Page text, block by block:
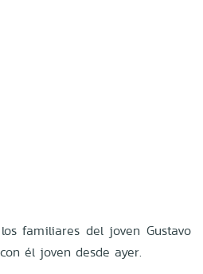
familiares del joven Gustavo
él joven desde ayer.